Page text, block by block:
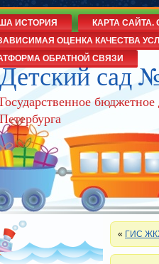
Детский сад
Государственное
Петербурга
ИСТОРИЯ
КАРТА
ОЦЕНКА КАЧЕСТВА
ОБРАТНОЙ СВЯЗИ
« ГИС